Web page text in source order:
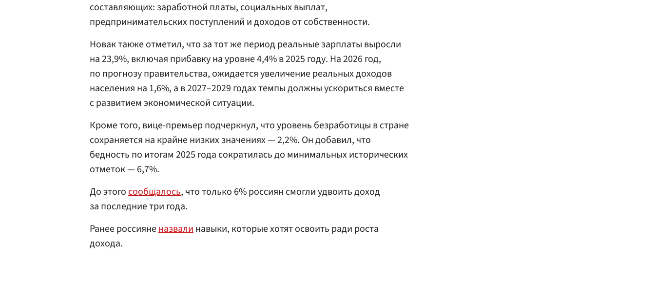
составляющих: заработной платы, социальных выплат,
предпринимательских поступлений и доходов от собственности.
Новак также отметил, что за тот же период реальные зарплаты выросли
на 23,9%, включая прибавку на уровне 4,4% в 2025 году. На 2026 год,
по прогнозу правительства, ожидается увеличение реальных доходов
населения на 1,6%, а в 2027–2029 годах темпы должны ускориться вместе
с развитием экономической ситуации.
Кроме того, вице-премьер подчеркнул, что уровень безработицы в стране
сохраняется на крайне низких значениях — 2,2%. Он добавил, что
бедность по итогам 2025 года сократилась до минимальных исторических
отметок — 6,7%.
До этогосообщалось, что только 6% россиян смогли удвоить доход
за последние три года.
Ранее россияненазвалинавыки, которые хотят освоить ради роста
дохода.